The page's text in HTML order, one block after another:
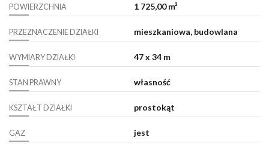
POWIERZCHNIA 1 725,00 m²
PRZEZNACZENIE DZIAŁKI mieszkaniowa, budowlana
WYMIARY DZIAŁKI 47 x 34 m
STAN PRAWNY własność
KSZTAŁT DZIAŁKI prostokąt
GAZ jest